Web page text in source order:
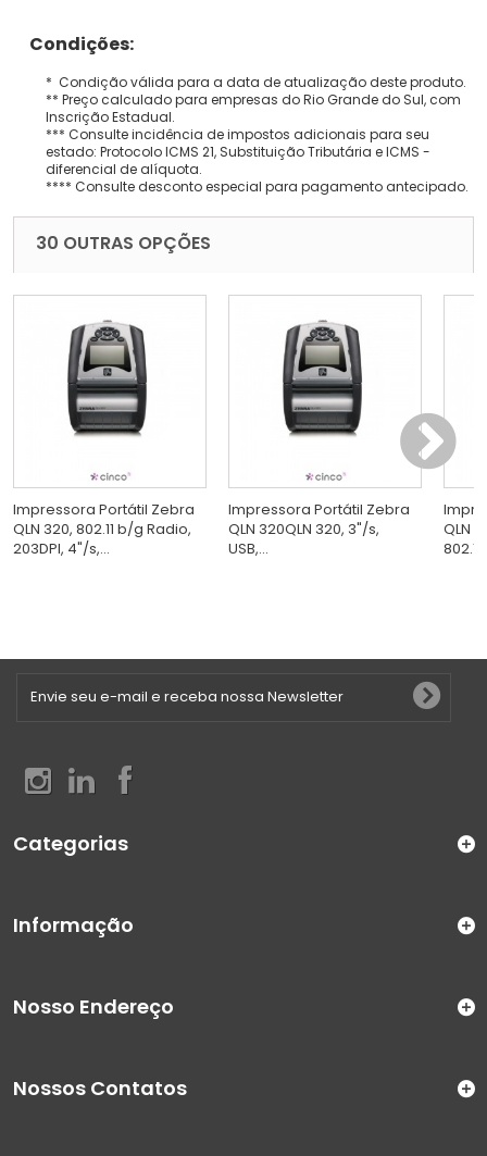
Condições:
* Condição válida para a data de atualização deste produto.
** Preço calculado para empresas do Rio Grande do Sul, com
Inscrição Estadual.
*** Consulte incidência de impostos adicionais para seu
estado: Protocolo ICMS 21, Substituição Tributária e ICMS -
diferencial de alíquota.
**** Consulte desconto especial para pagamento antecipado.
30 OUTRAS OPÇÕES
Impressora Portátil Zebra
QLN 320, 802.11 b/g Radio,
203DPI, 4"/s,...
Impressora Portátil Zebra
QLN 320QLN 320, 3"/s,
USB,...
QLN
Categorias
Informação
Nosso Endereço
Nossos Contatos